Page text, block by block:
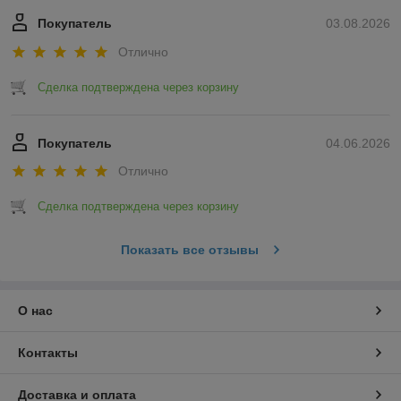
03.08.2026
Покупатель
Отлично
Сделка подтверждена через корзину
04.06.2026
Покупатель
Отлично
Сделка подтверждена через корзину
Показать все отзывы
О нас
Контакты
Доставка и оплата